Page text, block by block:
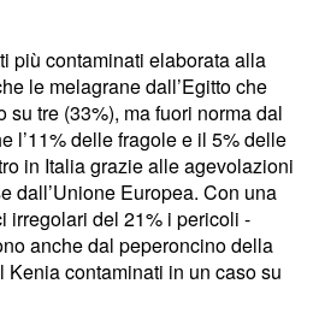
più contaminati elaborata alla
le melagrane dall’Egitto che
tre (33%), ma fuori norma dal
l’11% delle fragole e il 5% delle
in Italia grazie alle agevolazioni
dall’Unione Europea. Con una
irregolari del 21% i pericoli -
anche dal peperoncino della
contaminati in un caso su